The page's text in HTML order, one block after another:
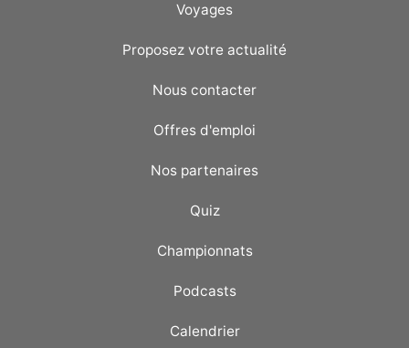
Voyages
Proposez votre actualité
Nous contacter
Offres d'emploi
Nos partenaires
Quiz
Championnats
Podcasts
Calendrier